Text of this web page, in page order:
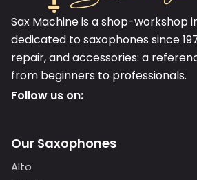
Sax Machine is a shop-workshop
dedicated to saxophones since
repair, and accessories: a
from beginners to professionals.
Follow us on:
Our Saxophones
Alto